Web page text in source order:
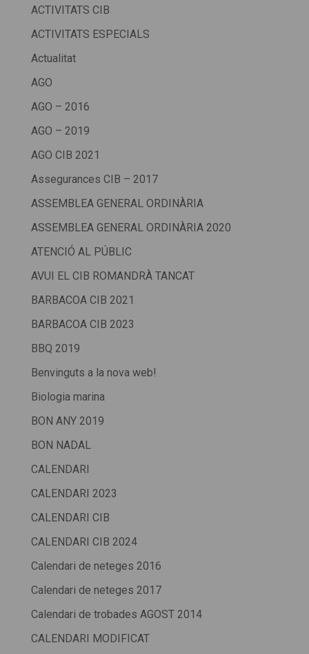
ACTIVITATS CIB
ACTIVITATS ESPECIALS
Actualitat
AGO
AGO – 2016
AGO – 2019
AGO CIB 2021
Assegurances CIB – 2017
ASSEMBLEA GENERAL ORDINÀRIA
ASSEMBLEA GENERAL ORDINÀRIA 2020
ATENCIÓ AL PÚBLIC
AVUI EL CIB ROMANDRÀ TANCAT
BARBACOA CIB 2021
BARBACOA CIB 2023
BBQ 2019
Benvinguts a la nova web!
Biologia marina
BON ANY 2019
BON NADAL
CALENDARI
CALENDARI 2023
CALENDARI CIB
CALENDARI CIB 2024
Calendari de neteges 2016
Calendari de neteges 2017
Calendari de trobades AGOST 2014
CALENDARI MODIFICAT